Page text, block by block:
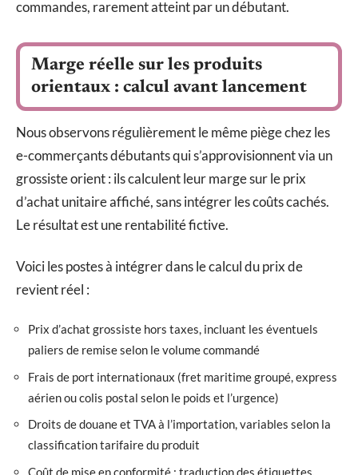
commandes, rarement atteint par un débutant.
Marge réelle sur les produits
orientaux : calcul avant lancement
Nous observons régulièrement le même piège chez les
e-commerçants débutants qui s’approvisionnent via un
grossiste orient : ils calculent leur marge sur le prix
d’achat unitaire affiché, sans intégrer les coûts cachés.
Le résultat est une rentabilité fictive.
Voici les postes à intégrer dans le calcul du prix de
revient réel :
Prix d’achat grossiste hors taxes, incluant les éventuels
paliers de remise selon le volume commandé
Frais de port internationaux (fret maritime groupé, express
aérien ou colis postal selon le poids et l’urgence)
Droits de douane et TVA à l’importation, variables selon la
classification tarifaire du produit
Coût de mise en conformité : traduction des étiquettes,